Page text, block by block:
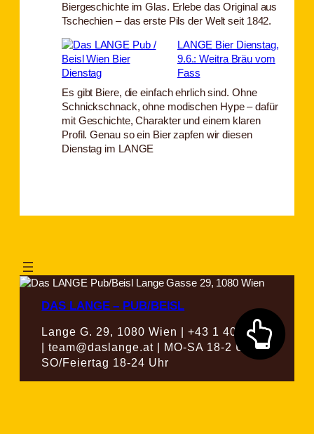
Biergeschichte im Glas. Erlebe das Original aus
Tschechien – das erste Pils der Welt seit 1842.
LANGE Bier Dienstag,
9.6.: Weitra Bräu vom
Fass
Es gibt Biere, die einfach ehrlich sind. Ohne
Schnickschnack, ohne modischen Hype – dafür
mit Geschichte, Charakter und einem klaren
Profil. Genau so ein Bier zapfen wir diesen
Dienstag im LANGE
DAS LANGE – PUB/BEISL
Lange G. 29, 1080 Wien | +43 1 4085141
| team@daslange.at | MO-SA 18-2 Uhr,
SO/Feiertag 18-24 Uhr